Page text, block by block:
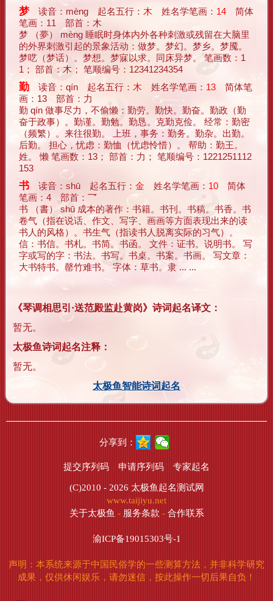
梦读音：mèng 起名五行： 木 姓名学笔画： 14 简体
笔画：11 部首：木
梦 （夢） mèng 睡眠时身体内外各种刺激或残留在大脑里
的外界刺激引起的景象活动：做梦。梦幻。梦乡。梦魇。
梦呓（梦话）。梦想。梦寐以求。同床异梦。 笔画数：1
1； 部首：木； 笔顺编号：12341234354
勤 读音：qín 起名五行： 木 姓名学笔画： 13 简体笔
画：13 部首：力
勤 qín 做事尽力，不偷懒：勤劳。勤快。勤奋。勤政（勤
奋于政事）。勤谨。勤勉。勤恳。克勤克俭。 经常：勤密
（频繁）。来往很勤。 上班，事务：勤务。勤杂。出勤。
后勤。 担心，忧虑：勤恤（忧虑怜惜）。 帮助：勤王。
姓。 懒 笔画数：13； 部首：力； 笔顺编号：1221251112
153
书 读音：shū 起名五行： 金 姓名学笔画： 10 简体
笔画：4 部首：乛
书 （書） shū 成本的著作：书籍。书刊。书稿。书香。书
卷气（指在说话、作文、写字、画画等方面表现出来的读
书人的风格）。书生气（指读书人脱离实际的习气）。
信：书信。书札。书简。书函。 文件：证书。说明书。 写
字或写的字：书法。书写。书桌。书案。书画。 写文章：
大书特书。罄竹难书。 字体：草书。隶 ... ...
《琴调相思引·送范殿监赴黄岗》诗词起名译文：
暂无。
太极鱼诗词起名注释：
暂无。
太极鱼智能诗词起名
分享到：
提交序列码 申请序列码 专家起名
(C)2010 - 2026 太极鱼起名测试网
www.taijiyu.net
关于太极鱼 - 服务条款 - 合作联系
渝ICP备19015303号-1
声明：本系统来源于中国民俗学的一些测算方法，并非科学研究
成果，仅供休闲娱乐，请勿迷信，按此操作一切后果自负！